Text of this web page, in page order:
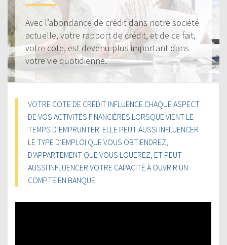
Avec l’abondance de crédit dans notre société
actuelle, votre rapport de crédit, et de ce fait,
votre cote, est devenu plus important dans
votre vie quotidienne.
VOTRE COTE DE CRÉDIT INFLUENCE CHAQUE ASPECT
DE VOS ACTIVITÉS FINANCIÈRES LORSQUE VIENT LE
TEMPS D’EMPRUNTER. ELLE PEUT AUSSI INFLUENCER
LE TYPE D’EMPLOI QUE VOUS OBTIENDREZ,
D’APPARTEMENT QUE VOUS LOUEREZ, ET PEUT
AUSSI INFLUENCER VOTRE CAPACITÉ À OUVRIR UN
COMPTE EN BANQUE.